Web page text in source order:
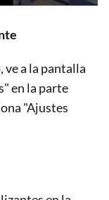
ve a la pantalla
en la parte
"Ajustes